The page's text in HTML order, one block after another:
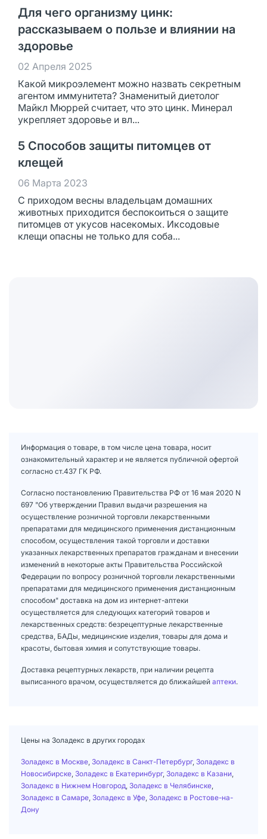
Для чего организму цинк:
рассказываем о пользе и влиянии на
здоровье
02 Апреля 2025
Какой микроэлемент можно назвать секретным
агентом иммунитета? Знаменитый диетолог
Майкл Мюррей считает, что это цинк. Минерал
укрепляет здоровье и вл...
5 Способов защиты питомцев от
клещей
06 Марта 2023
С приходом весны владельцам домашних
животных приходится беспокоиться о защите
питомцев от укусов насекомых. Иксодовые
клещи опасны не только для соба...
Информация о товаре, в том числе цена товара, носит
ознакомительный характер и не является публичной офертой
согласно ст.437 ГК РФ.
Согласно постановлению Правительства РФ от 16 мая 2020 N
697 "Об утверждении Правил выдачи разрешения на
осуществление розничной торговли лекарственными
препаратами для медицинского применения дистанционным
способом, осуществления такой торговли и доставки
указанных лекарственных препаратов гражданам и внесении
изменений в некоторые акты Правительства Российской
Федерации по вопросу розничной торговли лекарственными
препаратами для медицинского применения дистанционным
способом" доставка на дом из интернет-аптеки
осуществляется для следующих категорий товаров и
лекарственных средств: безрецептурные лекарственные
средства, БАДы, медицинские изделия, товары для дома и
красоты, бытовая химия и сопутствующие товары.
Доставка рецептурных лекарств, при наличии рецепта
выписанного врачом, осуществляется до ближайшей аптеки.
Цены на Золадекс в других городах
Золадекс в Москве Золадекс в Санкт-Петербург, Золадекс в
Новосибирске Золадекс в Екатеринбург, Золадекс в Казани
Золадекс в Нижнем Новгород Золадекс в Челябинске
Золадекс в Самаре Золадекс в Уфе Золадекс в Ростове-на-
Дону